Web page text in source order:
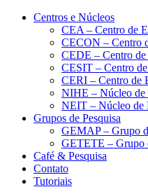
Conteúdo principal Menu
Centros e Núcleos
CEA – Centro de
CECON – Centro
CEDE – Centro
CESIT – Centro
CERI – Centro de
NIHE – Núcleo de
NEIT – Núcleo de
Grupos de Pesquisa
GEMAP – Grupo
GETETE – Grupo
Café & Pesquisa
Contato
Tutoriais